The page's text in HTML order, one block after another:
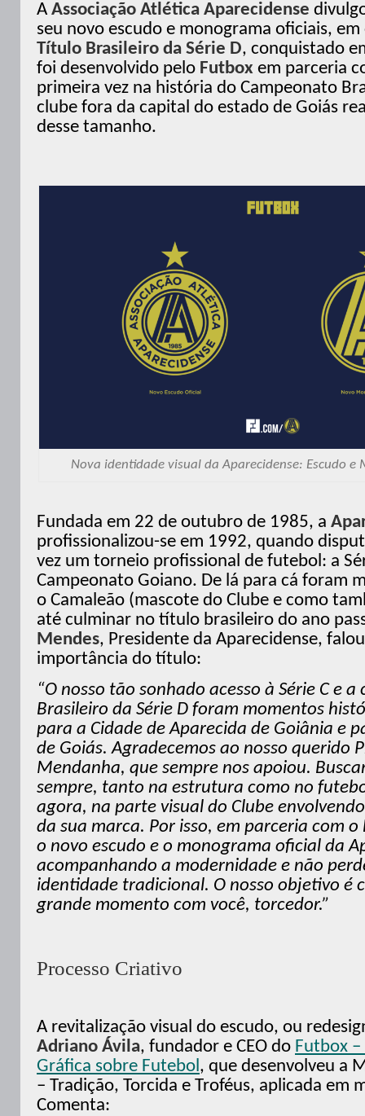
A Associação Atlética Aparecidense
seu novo escudo e monograma oficiais,
Título Brasileiro da Série D, conquistado
foi desenvolvido pelo Futbox em parceria
primeira vez na história do Campeonato
clube fora da capital do estado de Goiás
desse tamanho.
Nova identidade visual da Aparecidense: Escudo
Fundada em 22 de outubro de 1985, a
profissionalizou-se em 1992, quando
vez um torneio profissional de futebol: a
Campeonato Goiano. De lá para cá foram
o Camaleão (mascote do Clube e como
até culminar no título brasileiro do ano
Mendes, Presidente da Aparecidense,
importância do título:
“O nosso tão sonhado acesso à Série C e
Brasileiro da Série D foram momentos
para a Cidade de Aparecida de Goiânia e
de Goiás. Agradecemos ao nosso querido
Mendanha, que sempre nos apoiou.
sempre, tanto na estrutura como no
agora, na parte visual do Clube
da sua marca. Por isso, em parceria com
o novo escudo e o monograma oficial da
acompanhando a modernidade e não
identidade tradicional. O nosso objetivo é
grande momento com você, torcedor.”
Processo Criativo
A revitalização visual do escudo, ou
Adriano Ávila, fundador e CEO do Futbox –
Gráfica sobre Futebol, que desenvolveu a
– Tradição, Torcida e Troféus, aplicada em
Comenta: